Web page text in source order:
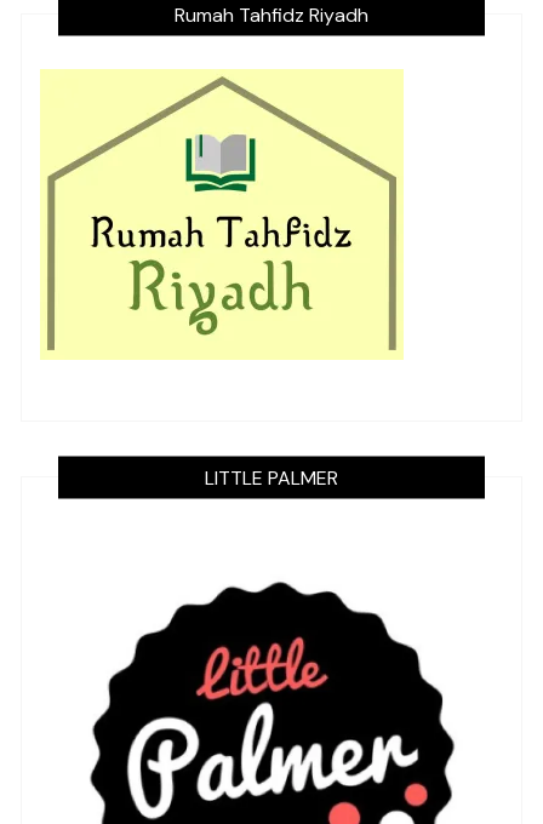
Rumah Tahfidz Riyadh
LITTLE PALMER